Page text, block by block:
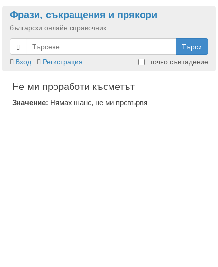
Фрази, съкращения и прякори
български онлайн справочник
Търси
Вход
Регистрация точно съвпадение
Не ми проработи късметът
Значение: Нямах шанс, не ми провървя